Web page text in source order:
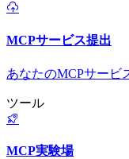
MCPサービス提出
あなたのMCPサービ
ツール
MCP実験場